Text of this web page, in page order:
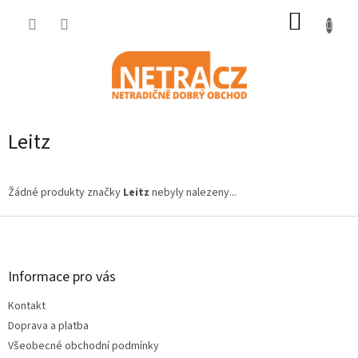
Leitz
Žádné produkty značky Leitz nebyly nalezeny...
Z
Informace pro vás
Kontakt
Doprava a platba
Všeobecné obchodní podmínky